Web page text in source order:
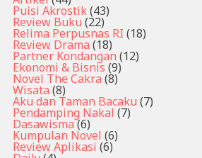
Puisi Akrostik(43)
Review Buku (22)
Relima Perpusnas RI (18)
Review Drama (18)
Partner Kondangan (12)
Ekonomi & Bisnis (9)
Novel The Cakra (8)
Wisata (8)
Aku dan Taman Bacaku (7)
Pendamping Nakal (7)
Dasawisma (6)
Kumpulan Novel (6)
Review Aplikasi (6)